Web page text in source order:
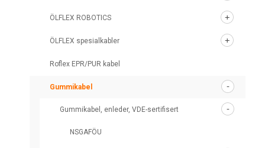
ÖLFLEX ROBOTICS
ÖLFLEX spesialkabler
Roflex EPR/PUR kabel
Gummikabel
Gummikabel, enleder, VDE-sertifisert
NSGAFÖU